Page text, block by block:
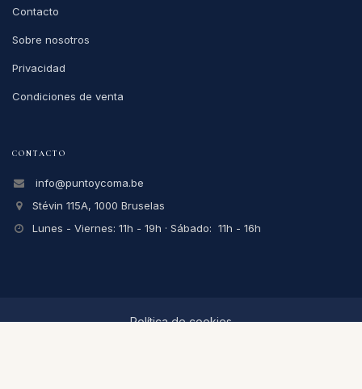
Contacto
Sobre nosotros
Privacidad
Condiciones de venta
CONTACTO
info@puntoycoma.be
Stévin 115A, 1000 Bruselas
Lunes - Viernes: 11h - 19h · Sábado: 11h - 16h
Política de cookies